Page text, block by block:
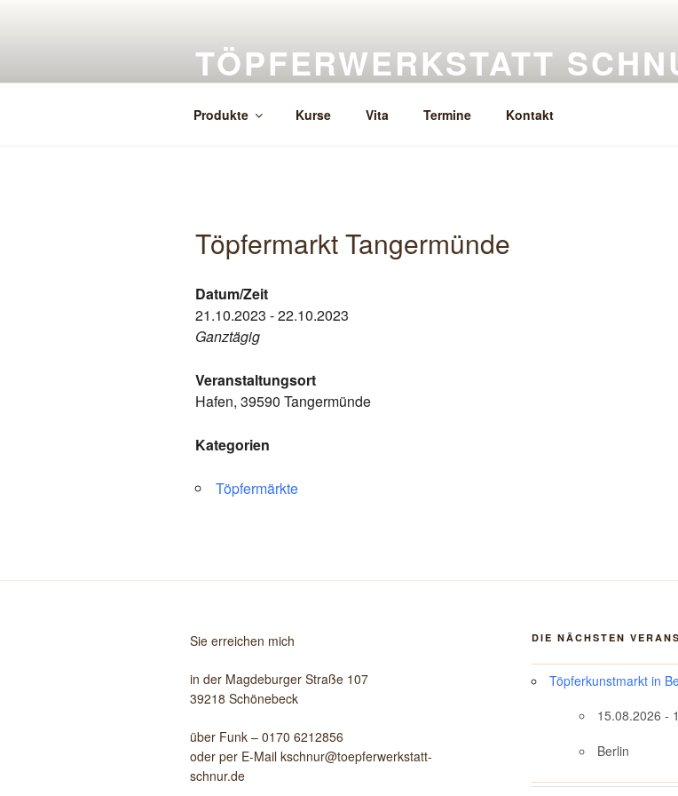
TÖPFERWERKSTATT
Produkte Kurse Vita Termine Kontakt
Töpfermarkt Tangermünde
Datum/Zeit
21.10.2023 - 22.10.2023
Ganztägig
Veranstaltungsort
Hafen, 39590 Tangermünde
Kategorien
Töpfermärkte
Sie erreichen mich
in der Magdeburger Straße 107
39218 Schönebeck
über Funk – 0170 6212856
oder per E-Mail kschnur@toepferwerkstatt-
schnur.de
DIE NÄCHSTEN
Töpferkunstmarkt in
15.08.2026 -
Berlin